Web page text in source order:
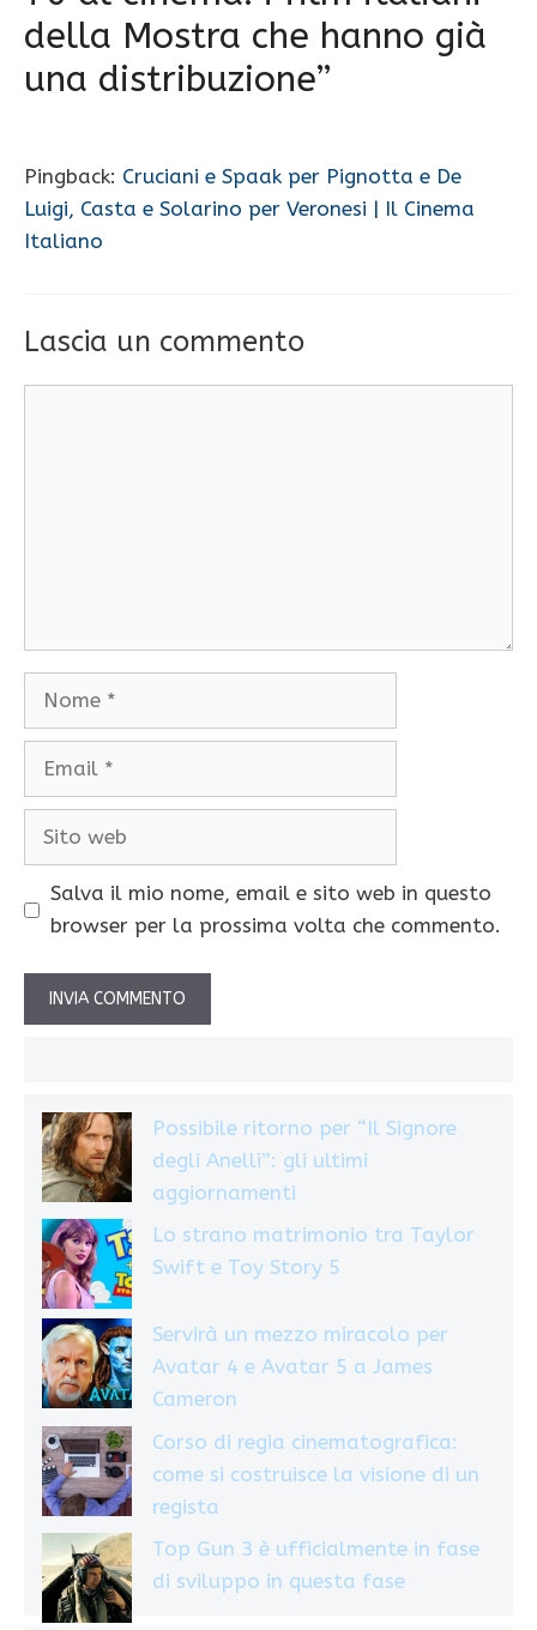
della Mostra che hanno già
una distribuzione”
Pingback: Cruciani e Spaak per Pignotta e De
Luigi, Casta e Solarino per Veronesi | Il Cinema
Italiano
Lascia un commento
Nome
Email
Sito
Salva il mio nome, email e sito web in questo
browser per la prossima volta che commento.
Possibile ritorno per “Il Signore
degli Anelli”: gli ultimi
aggiornamenti
Lo strano matrimonio tra Taylor
Swift e Toy Story 5
Servirà un mezzo miracolo per
Avatar 4 e Avatar 5 a James
Cameron
Corso di regia cinematografica:
come si costruisce la visione di un
regista
Top Gun 3 è ufficialmente in fase
di sviluppo in questa fase